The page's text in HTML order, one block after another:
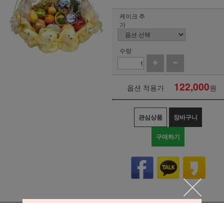
케이크 추
가
수량
옵션 적용가 122,000원
관심상품 장바구니
구매하기